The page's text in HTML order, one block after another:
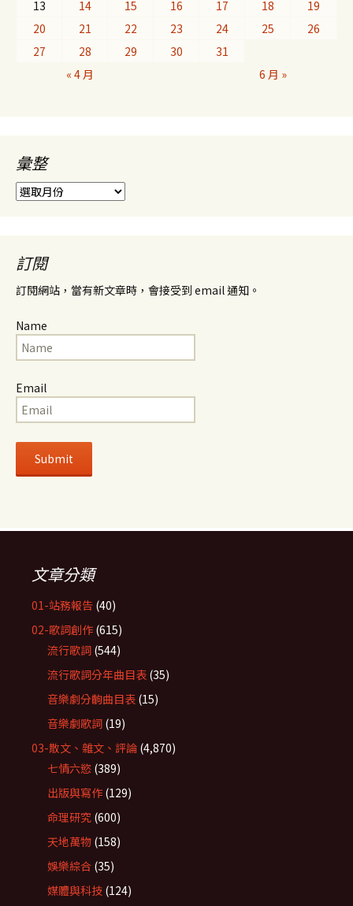
13 14 15 16 17 18
19
20
21 22 23 24 25
26
27
28 29 30
31
« 4 月
6 月 »
彙整
彙
整
訂閱
訂閱網站，當有新文章時，會接受到 email 通知。
Name
Email
文章分類
01-站務報告 (40)
02-歌詞創作 (615)
流行歌詞 (544)
流行歌詞分年曲目表 (35)
音樂劇分齣曲目表 (15)
音樂劇歌詞 (19)
03-散文、雜文、評論 (4,870)
七情六慾 (389)
出版與寫作 (129)
命理研究 (600)
天地萬物 (158)
娛樂綜合 (35)
媒體與科技 (124)